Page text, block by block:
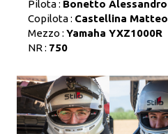
Pilota : Bonetto Alessandro
Copilota : Castellina Matteo
Mezzo : Yamaha YXZ1000R
NR : 750